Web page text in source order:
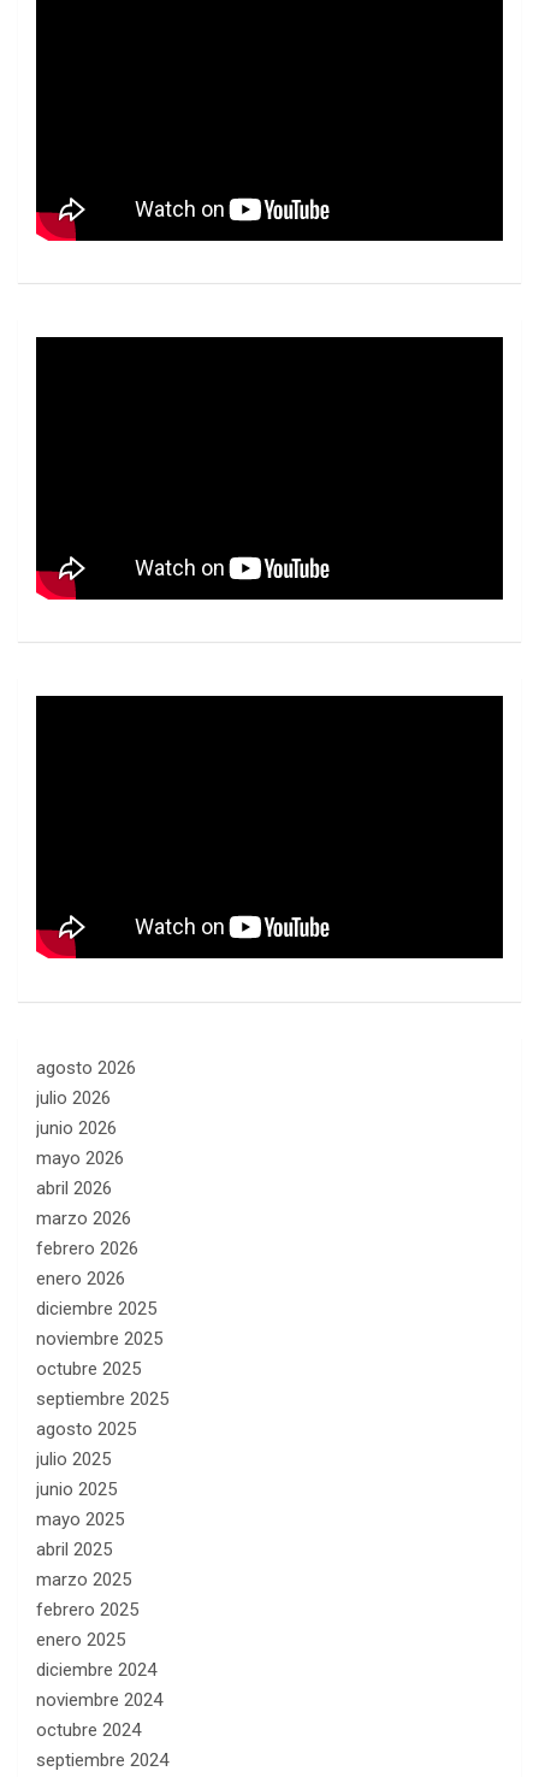
agosto 2026
julio 2026
junio 2026
mayo 2026
abril 2026
marzo 2026
febrero 2026
enero 2026
diciembre 2025
noviembre 2025
octubre 2025
septiembre 2025
agosto 2025
julio 2025
junio 2025
mayo 2025
abril 2025
marzo 2025
febrero 2025
enero 2025
diciembre 2024
noviembre 2024
octubre 2024
septiembre 2024